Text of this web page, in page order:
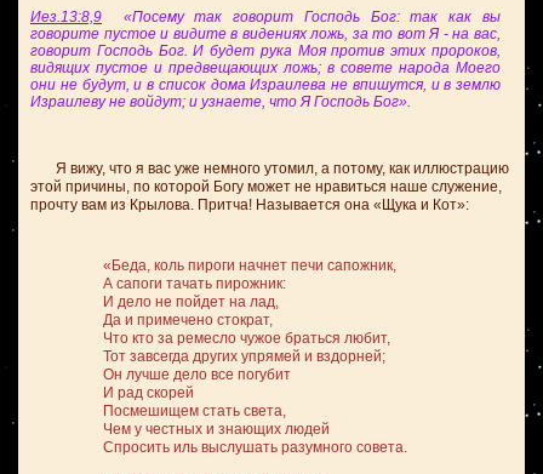
Иез.13:8,9 «Посему так говорит Господь Бог: так как вы
говорите пустое и видите в видениях ложь, за то вот Я - на вас,
говорит Господь Бог. И будет рука Моя против этих пророков,
видящих пустое и предвещающих ложь; в совете народа Моего
они не будут, и в список дома Израилева не впишутся, и в землю
Израилеву не войдут; и узнаете, что Я Господь Бог».
Я вижу, что я вас уже немного утомил, а потому, как иллюстрацию
этой причины, по которой Богу может не нравиться наше служение,
прочту вам из Крылова. Притча! Называется она «Щука и Кот»:
«Беда, коль пироги начнет печи сапожник,
А сапоги тачать пирожник:
И дело не пойдет на лад,
Да и примечено стократ,
Что кто за ремесло чужое браться любит,
Тот завсегда других упрямей и вздорней;
Он лучше дело все погубит
И рад скорей
Посмешищем стать света,
Чем у честных и знающих людей
Спросить иль выслушать разумного совета.